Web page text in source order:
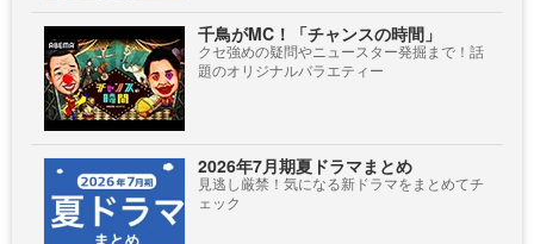
千鳥がMC！「チャンスの時間」
クセ強めの疑問やニュースター発掘まで！話
題のオリジナルバラエティー
2026年7月期夏ドラマまとめ
見逃し厳禁！気になる新ドラマをまとめてチ
ェック